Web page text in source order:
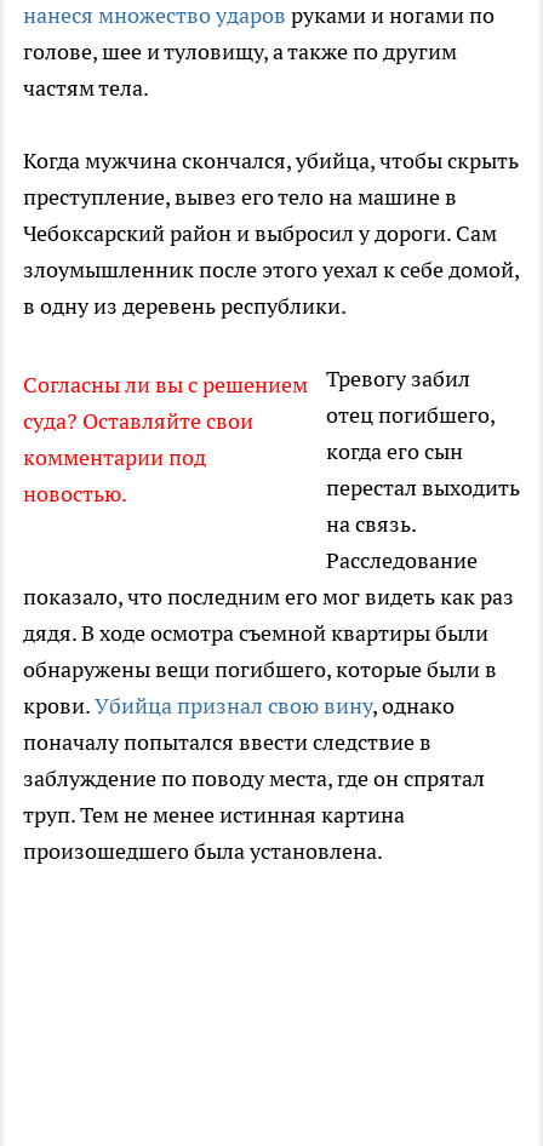
нанеся множество ударов руками и ногами по
голове, шее и туловищу, а также по другим
частям тела.
Когда мужчина скончался, убийца, чтобы скрыть
преступление, вывез его тело на машине в
Чебоксарский район и выбросил у дороги. Сам
злоумышленник после этого уехал к себе домой,
в одну из деревень республики.
Согласны ли вы с решением
суда? Оставляйте свои
комментарии под
новостью.
Тревогу забил
отец погибшего,
когда его сын
перестал выходить
на связь.
Расследование
показало, что последним его мог видеть как раз
дядя. В ходе осмотра съемной квартиры были
обнаружены вещи погибшего, которые были в
крови.Убийца признал свою вину, однако
поначалу попытался ввести следствие в
заблуждение по поводу места, где он спрятал
труп. Тем не менее истинная картина
произошедшего была установлена.